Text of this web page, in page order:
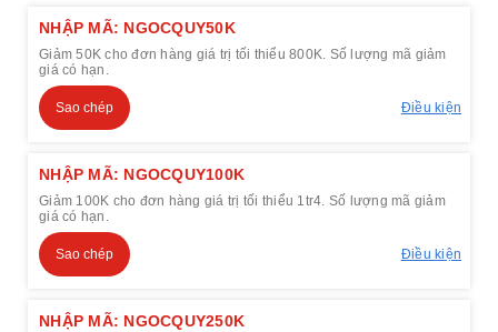
NHẬP MÃ: NGOCQUY50K
Giảm 50K cho đơn hàng giá trị tối thiểu 800K. Số lượng mã giảm
giá có hạn.
Sao chép Điều kiện
NHẬP MÃ: NGOCQUY100K
Giảm 100K cho đơn hàng giá trị tối thiểu 1tr4. Số lượng mã giảm
giá có hạn.
Sao chép Điều kiện
NHẬP MÃ: NGOCQUY250K